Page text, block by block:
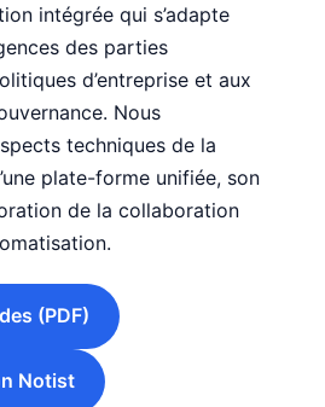
intégrée qui s’adapte
des parties
d’entreprise et aux
Nous
techniques de la
plate-forme unifiée, son
de la collaboration
(PDF)
Notist